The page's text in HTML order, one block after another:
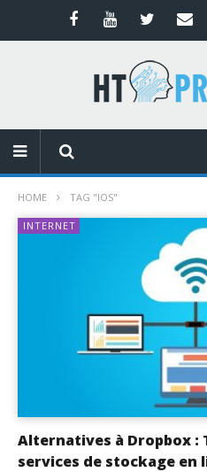
HOME TAG "IOS"
INTERNET
Alternatives à Dropbox :
services de stockage en